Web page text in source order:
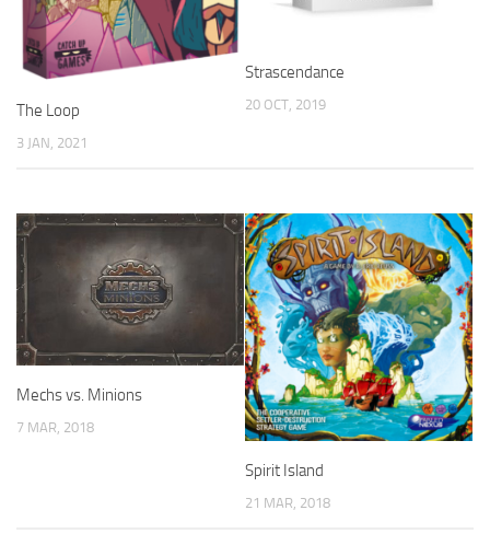
The Loop
3 JAN, 2021
Strascendance
20 OCT, 2019
Mechs vs. Minions
7 MAR, 2018
Spirit Island
21 MAR, 2018